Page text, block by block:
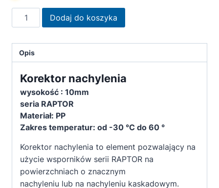
ilość
Korektor
DDR
KN
10mm
wsporników
tarasowych
serii
Dodaj do koszyka
Opis
Korektor nachylenia
wysokość : 10mm
seria RAPTOR
Materiał: PP
Zakres temperatur: od -30 °C do 60 °
Korektor nachylenia to element pozwalający na
użycie wsporników serii RAPTOR na
powierzchniach o znacznym
nachyleniu lub na nachyleniu kaskadowym.